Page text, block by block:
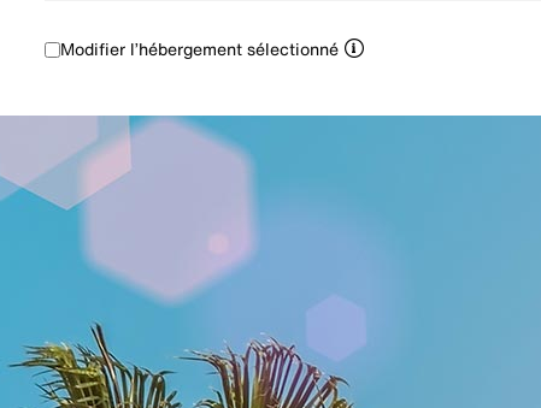
Modifier l’hébergement sélectionné